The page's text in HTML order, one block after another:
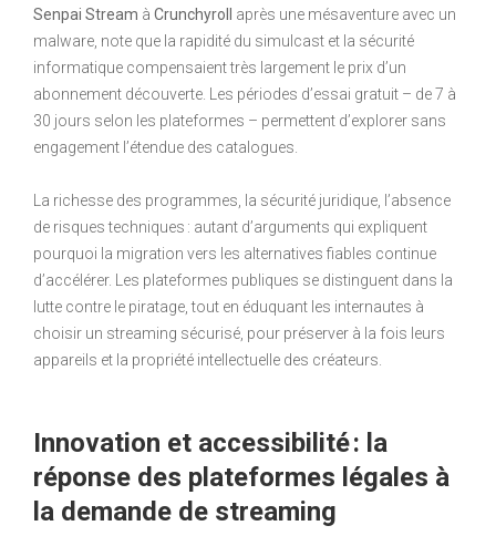
Senpai Stream à Crunchyroll
après une mésaventure avec un
malware, note que la rapidité du simulcast et la sécurité
informatique compensaient très largement le prix d’un
abonnement découverte. Les périodes d’essai gratuit – de 7 à
30 jours selon les plateformes – permettent d’explorer sans
engagement l’étendue des catalogues.
La richesse des programmes, la sécurité juridique, l’absence
de risques techniques : autant d’arguments qui expliquent
pourquoi la migration vers les alternatives fiables continue
d’accélérer. Les plateformes publiques se distinguent dans la
lutte contre le piratage, tout en éduquant les internautes à
choisir un streaming sécurisé, pour préserver à la fois leurs
appareils et la propriété intellectuelle des créateurs.
Innovation et accessibilité : la
réponse des plateformes légales à
la demande de streaming